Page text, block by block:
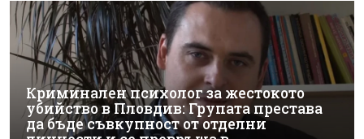
Криминален психолог за жестокото
убийство в Пловдив: Групата престава
да бъде съвкупност от отделни